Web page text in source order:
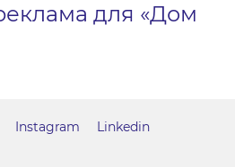
для «Дом
Instagram
Linkedin